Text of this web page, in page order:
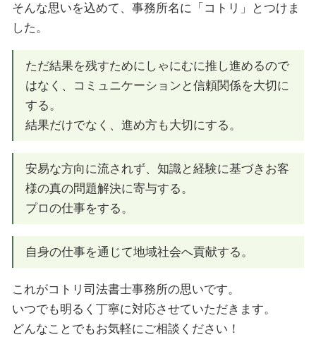
そんな思いを込めて、事務所名に「コトリ」とつけま
した。
ただ結果を残すためにしゃにむに推し進めるので
はなく、コミュニケーションと信頼関係を大切に
する。
結果だけでなく、進め方も大切にする。
安易な方向に流されず、知識と経験に基づきお客
様の真の問題解決に寄与する。
プロの仕事をする。
自身の仕事を通じて地域社会へ貢献する。
これがコトリ司法書士事務所の思いです。
いつでも明るく丁寧に対応させていただきます。
どんなことでもお気軽にご相談ください！